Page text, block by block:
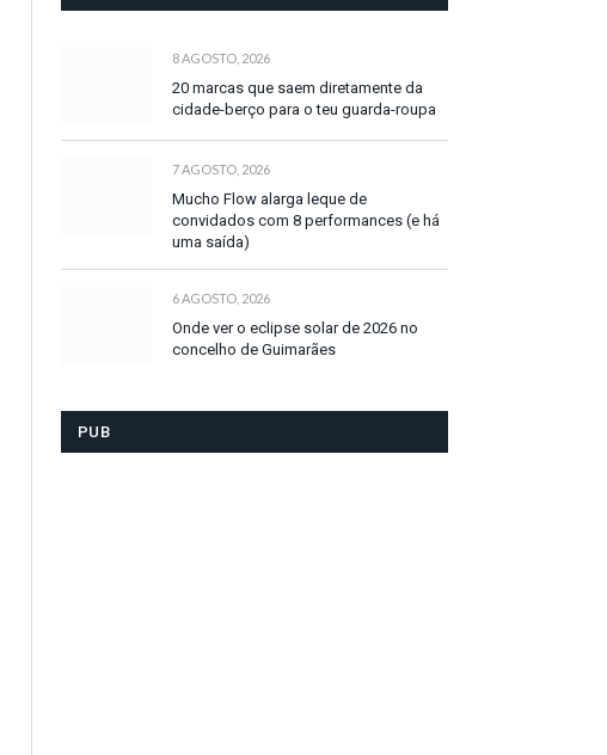
8 AGOSTO, 2026
20 marcas que saem diretamente da
cidade-berço para o teu guarda-roupa
7 AGOSTO, 2026
Mucho Flow alarga leque de
convidados com 8 performances (e há
uma saída)
6 AGOSTO, 2026
Onde ver o eclipse solar de 2026 no
concelho de Guimarães
PUB